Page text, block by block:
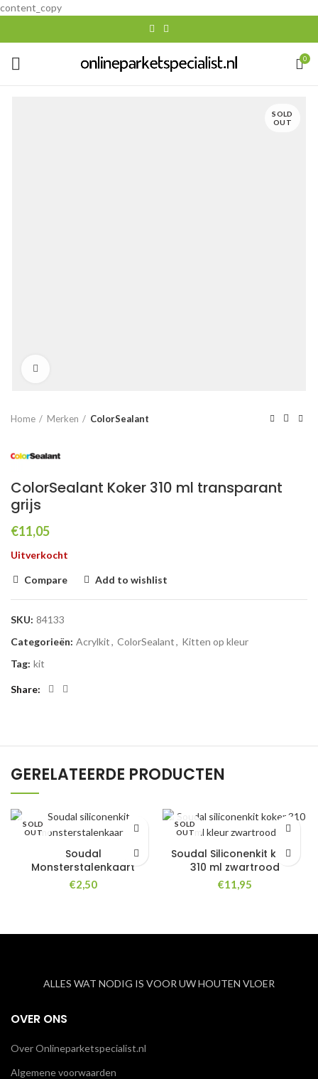
content_copy
0
SOLD
OUT
Home Merken ColorSealant
ColorSealant Koker 310 ml transparant
grijs
€11,05
Uitverkocht
Compare Add to wishlist
SKU: 84133
Categorieën: Acrylkit, ColorSealant, Kitten op kleur
Tag: kit
Share
GERELATEERDE PRODUCTEN
SOLD
OUT
Soudal
Monsterstalenkaart
€2,50
SOLD
OUT
Soudal Siliconenkit koker
310 ml zwartrood
€11,95
ALLES WAT NODIG IS VOOR UW HOUTEN VLOER
OVER ONS
Over Onlineparketspecialist.nl
Algemene voorwaarden